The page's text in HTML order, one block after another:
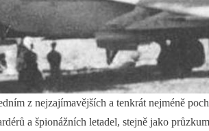
z nejzajímavějších a tenkrát nejméně
a špionážních letadel, stejně jako